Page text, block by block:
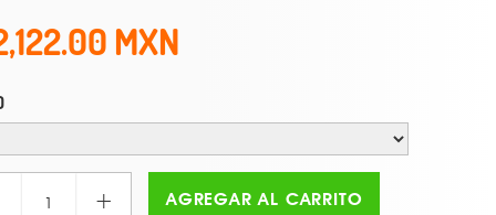
+ AGREGAR AL CARRITO